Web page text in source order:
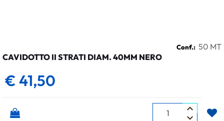
Conf.: 50 MT
CAVIDOTTO II STRATI DIAM. 40MM NERO
€ 41,50
Quantità